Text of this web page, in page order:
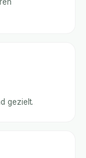
gezielt.